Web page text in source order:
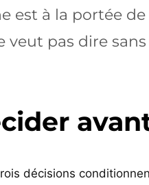
est à la portée
veut pas dire
décisions